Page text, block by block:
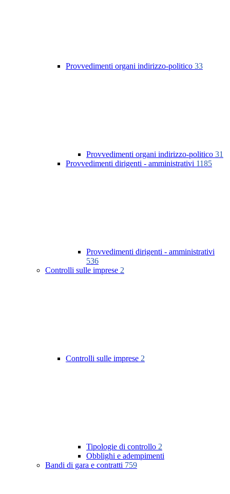
Provvedimenti organi indirizzo-politico 33
Provvedimenti organi indirizzo-politico 31
Provvedimenti dirigenti - amministrativi 1185
Provvedimenti dirigenti - amministrativi
536
Controlli sulle imprese 2
Controlli sulle imprese 2
Tipologie di controllo 2
Obblighi e adempimenti
Bandi di gara e contratti 759